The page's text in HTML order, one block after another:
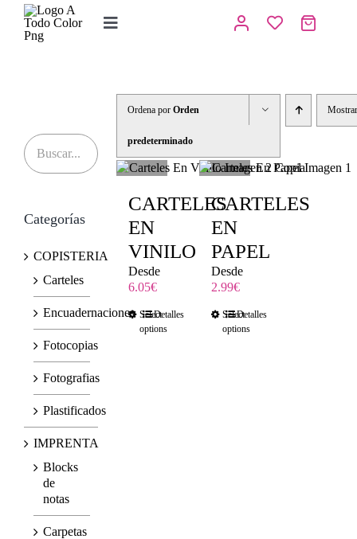
Saltar
contenido
Toggle
IMPRENTA
REGALOS PERSONALIZADOS
Contacto
Ordena porOrden
predeterminado
CARTELES
EN
VINILO
Desde
6.05€
Select
options
Detalles
CARTELES
EN
PAPEL
Desde
2.99€
Select
options
Detalles
Categorías
COPISTERIA
Carteles
Encuadernaciones
Fotocopias
Fotografias
Plastificados
IMPRENTA
Blocks
de
notas
Carpetas